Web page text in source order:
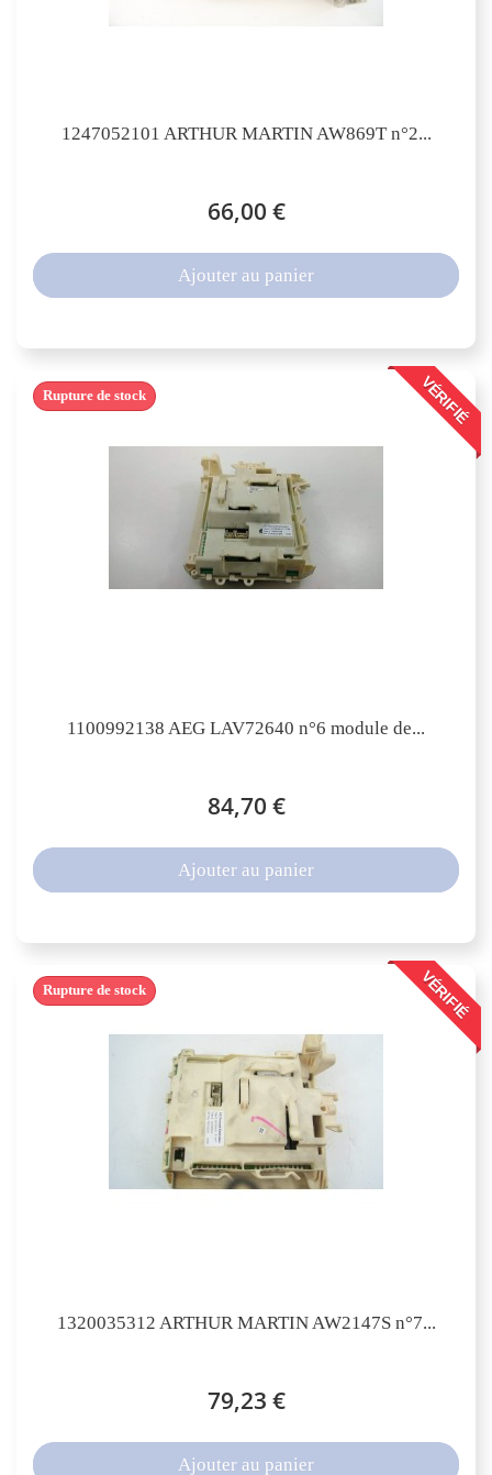
1247052101 ARTHUR MARTIN AW869T n°2...
66,00 €
Ajouter au panier
VÉRIFIÉ
1100992138 AEG LAV72640 n°6 module de...
84,70 €
Rupture de stock
Ajouter au panier
VÉRIFIÉ
1320035312 ARTHUR MARTIN AW2147S n°7...
79,23 €
Rupture de stock
Ajouter au panier